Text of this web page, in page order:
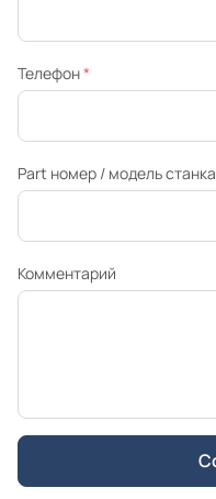
Телефон*
Part номер / модель станка
Комментарий